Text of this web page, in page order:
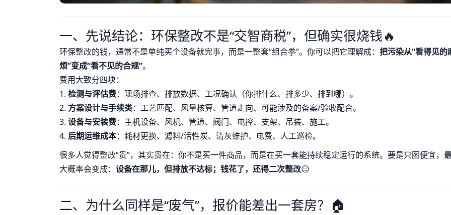
一、先说结论：环保整改不是“交智商税”，但确实很烧钱🔥
环保整改的钱，通常不是单纯买个设备就完事，而是一整套“组合拳”。你可以把它理解成： 把污染从“看得见的
烦”变成“看不见的合规”。
费用大致分四块：
1. 检测与评估费：现场排查、排放数据、工况确认（你排什么、排多少、排到哪）。
2. 方案设计与手续类：工艺匹配、风量核算、管道走向、可能涉及的备案/验收配合。
3. 设备与安装费：主机设备、风机、管道、阀门、电控、支架、吊装、施工。
4. 后期运维成本：耗材更换、滤料/活性炭、清灰维护、电费、人工巡检。
很多人觉得整改“贵”，其实贵在：你不是买一件商品，而是在买一套能持续稳定运行的系统。要是只图便宜，
大概率会变成： 设备在那儿，但排放不达标；钱花了，还得二次整改😑
二、为什么同样是“废气”，报价能差出一套房？🏠